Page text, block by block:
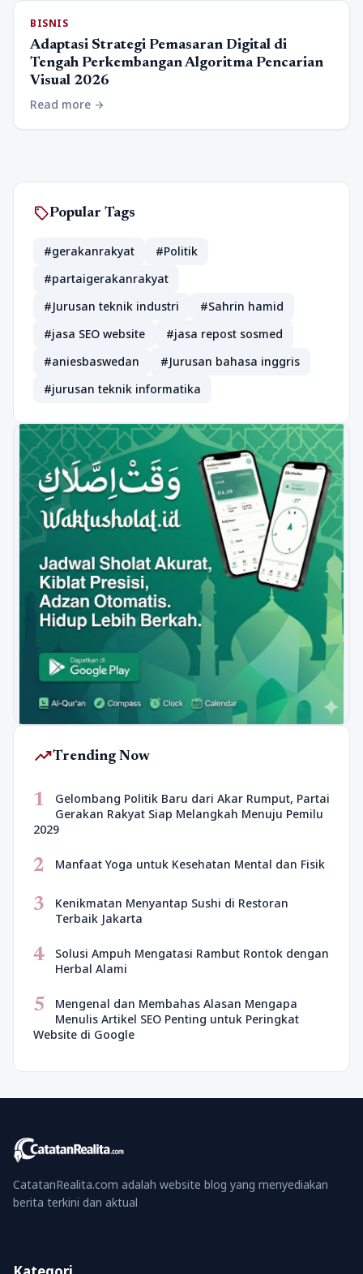
BISNIS
Adaptasi Strategi Pemasaran Digital di
Tengah Perkembangan Algoritma Pencarian
Visual 2026
Read more arrow_forward
sellPopular Tags
#gerakanrakyat
#Politik
#partaigerakanrakyat
#Jurusan teknik industri
#Sahrin hamid
#jasa SEO website
#jasa repost sosmed
#aniesbaswedan
#Jurusan bahasa inggris
#jurusan teknik informatika
trending_upTrending Now
1
Gelombang Politik Baru dari Akar Rumput, Partai
Gerakan Rakyat Siap Melangkah Menuju Pemilu
2029
2 Manfaat Yoga untuk Kesehatan Mental dan Fisik
3
Kenikmatan Menyantap Sushi di Restoran
Terbaik Jakarta
4
Solusi Ampuh Mengatasi Rambut Rontok dengan
Herbal Alami
5
Mengenal dan Membahas Alasan Mengapa
Menulis Artikel SEO Penting untuk Peringkat
Website di Google
CatatanRealita.com adalah website blog yang menyediakan
berita terkini dan aktual